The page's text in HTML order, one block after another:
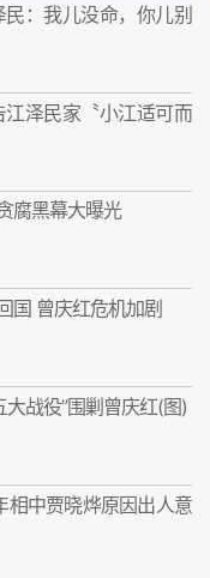
：我儿没命，你儿别
泽民家〝小江适可而
腐黑幕大曝光
国 曾庆红危机加剧
战役”围剿曾庆红(图)
相中贾晓烨原因出人意